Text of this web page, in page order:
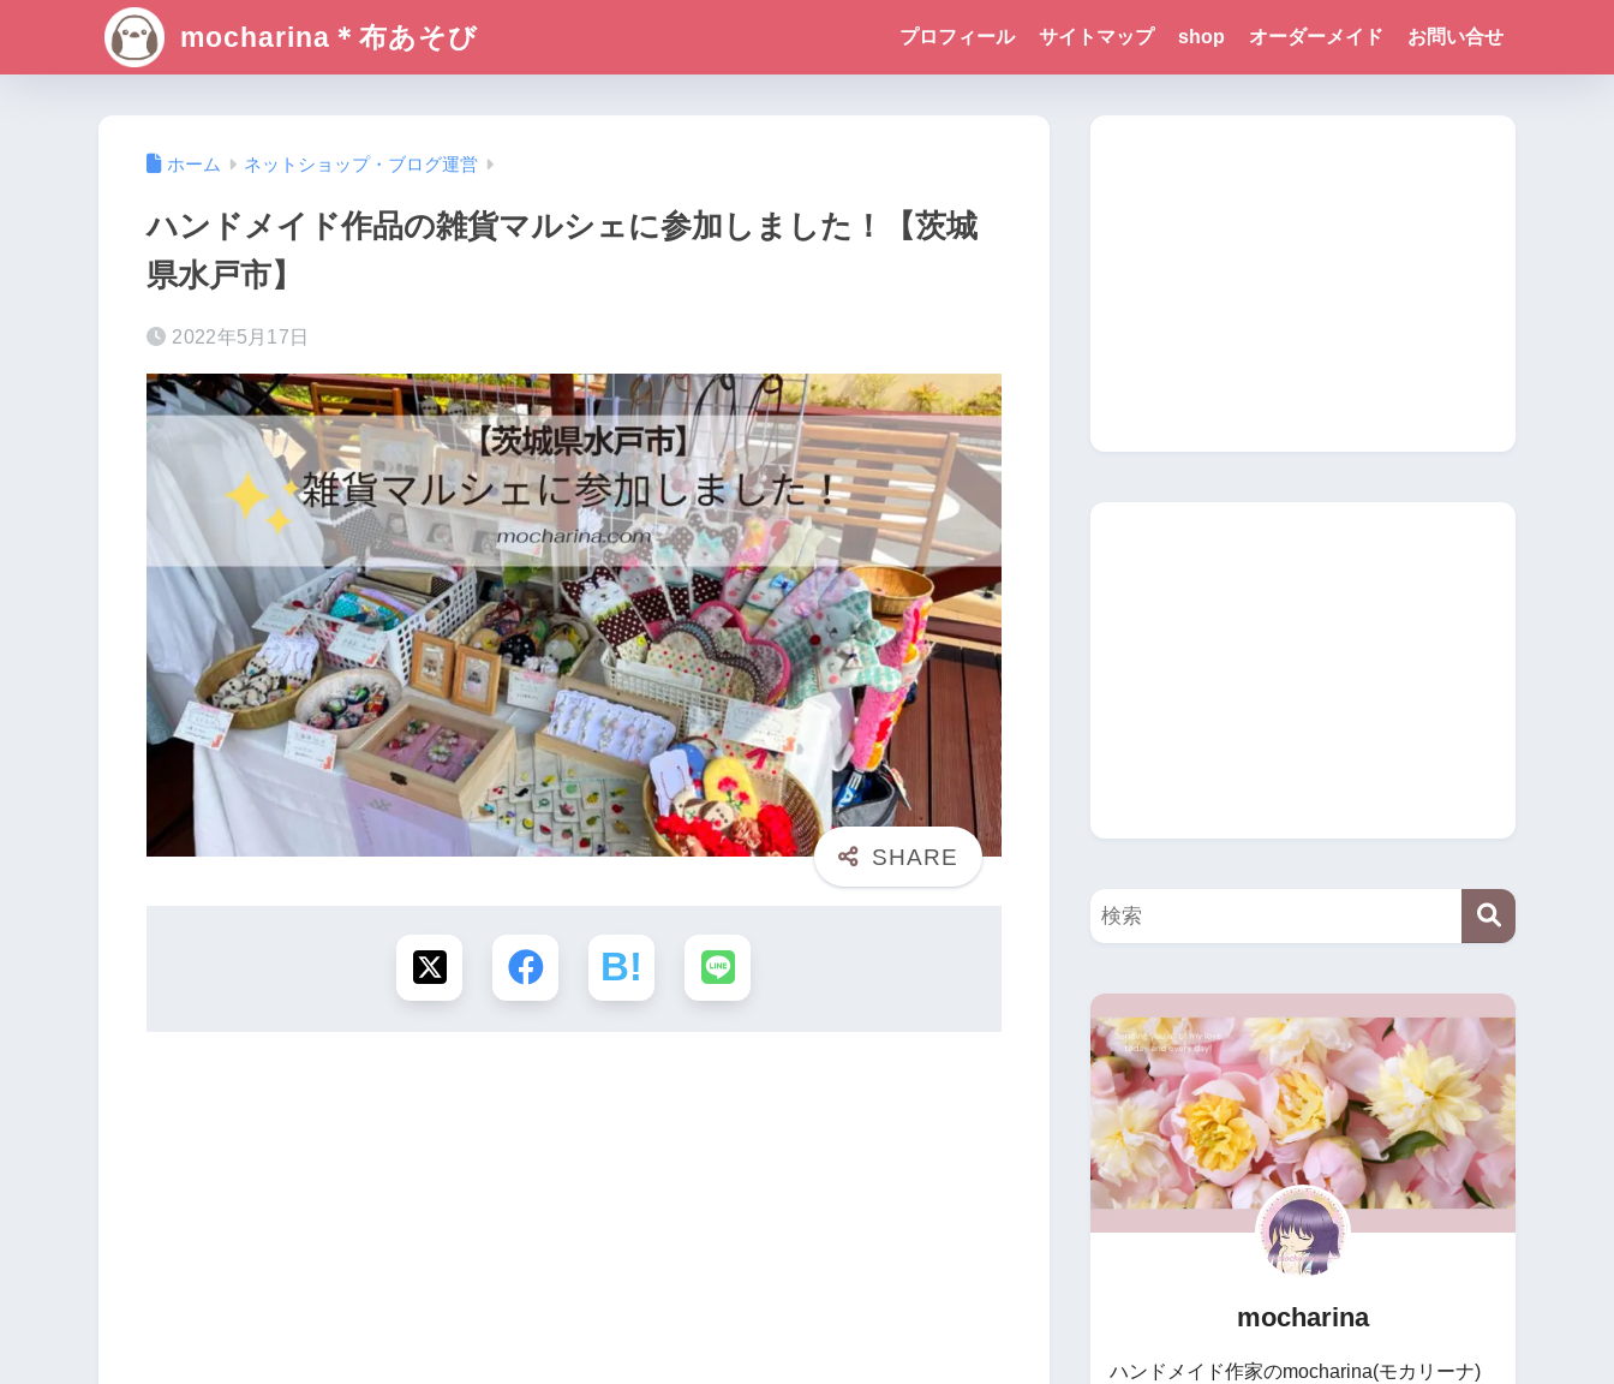
mocharina＊布あそび プロフィール サイトマップ shop オーダーメイド お問い合せ
ホーム ネットショップ・ブログ運営
ハンドメイド作品の雑貨マルシェに参加しました！【茨城
県水戸市】
2022年5月17日
mocharina
ハンドメイド作家のmocharina(モカリーナ)